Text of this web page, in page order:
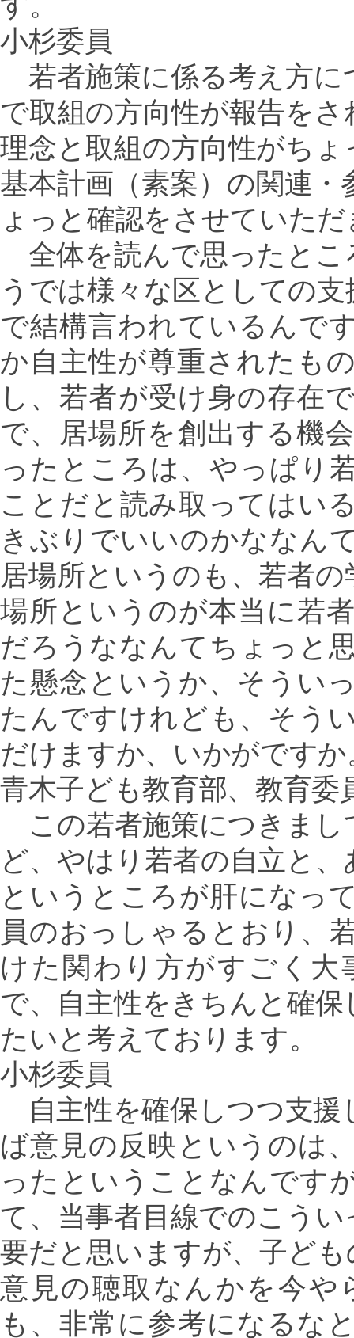
小杉委員
若者施策に係る考え方に
で取組の方向性が報告を
理念と取組の方向性がち
基本計画（素案）の関連
ょっと確認をさせていた
全体を読んで思ったとこ
うでは様々な区としての
で結構言われているんで
か自主性が尊重されたも
し、若者が受け身の存在
で、居場所を創出する機
ったところは、やっぱり
ことだと読み取ってはい
きぶりでいいのかななん
居場所というのも、若者
場所というのが本当に若
だろうななんてちょっと
た懸念というか、そうい
たんですけれども、そう
だけますか、いかがですか
青木子ども教育部、教育委
この若者施策につきまし
ど、やはり若者の自立と
というところが肝になっ
員のおっしゃるとおり、
けた関わり方がすごく
で、自主性をきちんと確
たいと考えております。
小杉委員
自主性を確保しつつ支援
ば意見の反映というのは
ったということなんです
て、当事者目線でのこう
要だと思いますが、子ど
意見の聴取なんかを今
も、非常に参考になるな